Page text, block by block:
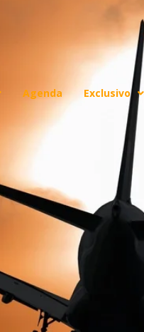
Agenda Exclusivo